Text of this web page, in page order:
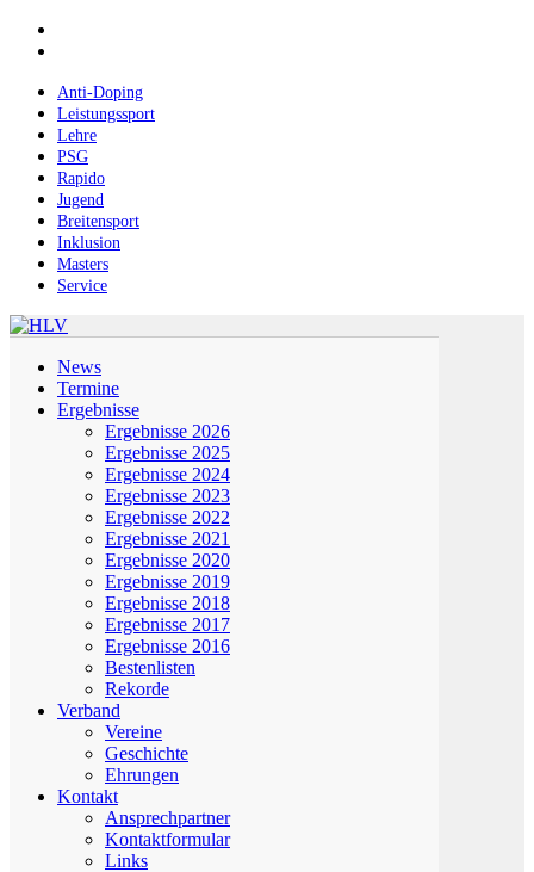
Skip
contentAnti-Doping
Leistungssport
Lehre
PSG
Rapido
Jugend
Breitensport
Inklusion
Masters
Service
News
Termine
Ergebnisse
Ergebnisse 2026
Ergebnisse 2025
Ergebnisse 2024
Ergebnisse 2023
Ergebnisse 2022
Ergebnisse 2021
Ergebnisse 2020
Ergebnisse 2019
Ergebnisse 2018
Ergebnisse 2017
Ergebnisse 2016
Bestenlisten
Rekorde
Verband
Vereine
Geschichte
Ehrungen
Kontakt
Ansprechpartner
Kontaktformular
Links